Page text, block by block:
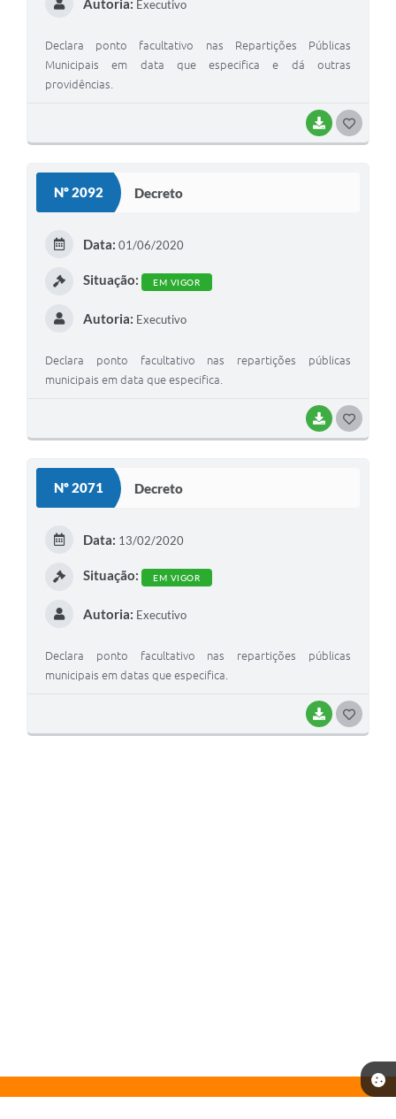
BAIXAR
Autoria: Executivo
Declara ponto facultativo nas Repartições Públicas
Municipais em data que especifica e dá outras
providências.
Nº 2092 Decreto
BAIXAR
Data: 01/06/2020
Situação: EM VIGOR
Autoria: Executivo
Declara ponto facultativo nas repartições públicas
municipais em data que especifica.
Nº 2071 Decreto
BAIXAR
Data: 13/02/2020
Situação: EM VIGOR
Autoria: Executivo
Declara ponto facultativo nas repartições públicas
municipais em datas que especifica.